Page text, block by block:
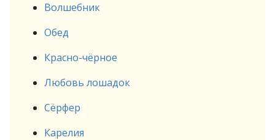
Волшебник
Обед
Красно-чёрное
Любовь лошадок
Сёрфер
Карелия